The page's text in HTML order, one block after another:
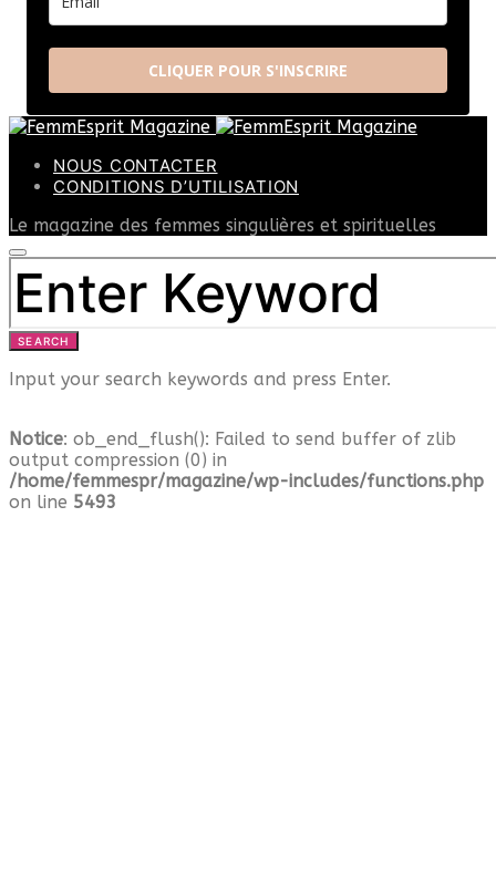
CLIQUER POUR S'INSCRIRE
NOUS CONTACTER
CONDITIONS D’UTILISATION
Le magazine des femmes singulières et spirituelles
SEARCH
FOR:
SEARCH
Input your search keywords and press Enter.
Notice: ob_end_flush(): Failed to send buffer of zlib
output compression (0) in
/home/femmespr/magazine/wp-includes/functions.php
on line 5493